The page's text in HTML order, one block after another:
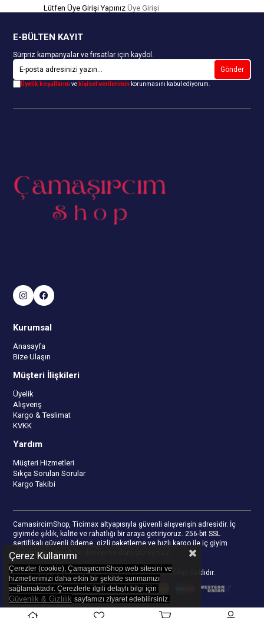
Polyemid %19Lütfen Üye Girişi Yapınız Üye Girişi
E-BÜLTEN KAYIT
Sürpriz kampanyalar ve fırsatlar için kaydol.
Gönder
Üyelik koşullarınıve kişisel verilerimin korunmasını kabul ediyorum.
Kurumsal
Anasayfa
Bize Ulaşın
Müşteri İlişkileri
Üyelik
Alışveriş
Kargo & Teslimat
KVKK
Yardım
Müşteri Hizmetleri
Sıkça Sorulan Sorular
Kargo Takibi
CamasircimShop, Ticimax altyapısıyla güvenli alışverişin adresidir. İç
giyimde şıklık, kalite ve rahatlığı bir araya getiriyoruz. 256-bit SSL
sertifikalı güvenli ödeme, gizli paketleme ve hızlı kargo ile iç giyim
alışverişinizi keyifli bir deneyime dönüştürüyoruz.
© 2023camasircimshop.com- Tüm Hakları Saklıdır.
Çerez Kullanımı
Çerezler (cookie), ÇamaşırcımShop web sitesini ve
hizmetlerimizi daha etkin bir şekilde sunmamızı
sağlamaktadır. Çerezlerle ilgili detaylı bilgi için
Güvenlik & Gizlilik sayfamızı ziyaret edebilirsiniz.